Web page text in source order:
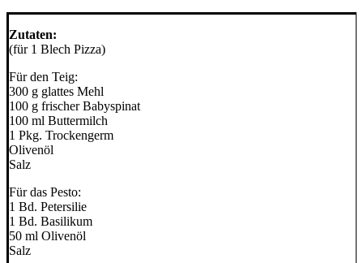
Zutaten:
(für 1 Blech Pizza)
Für den Teig:
300 g glattes Mehl
100 g frischer Babyspinat
100 ml Buttermilch
1 Pkg. Trockengerm
Olivenöl
Salz
Für das Pesto:
1 Bd. Petersilie
1 Bd. Basilikum
50 ml Olivenöl
Salz